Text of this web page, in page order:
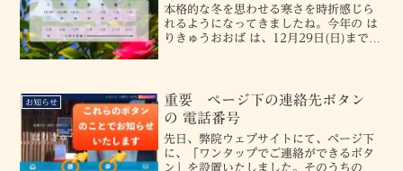
本格的な冬を思わせる寒さを時折感じら
れるようになってきましたね。今年の は
りきゅうおおば は、12月29日(日)までい
お知らせ
重要 ページ下の連絡先ボタン
の 電話番号
先日、弊院ウェブサイトにて、ページ下
に、「ワンタップでご連絡ができるボタ
ン」を設置いたしました。そのうちの、